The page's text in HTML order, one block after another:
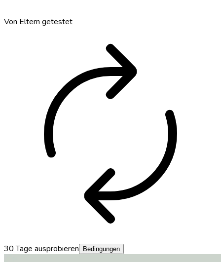
Von Eltern getestetautorenew
30 Tage ausprobieren Bedingungen